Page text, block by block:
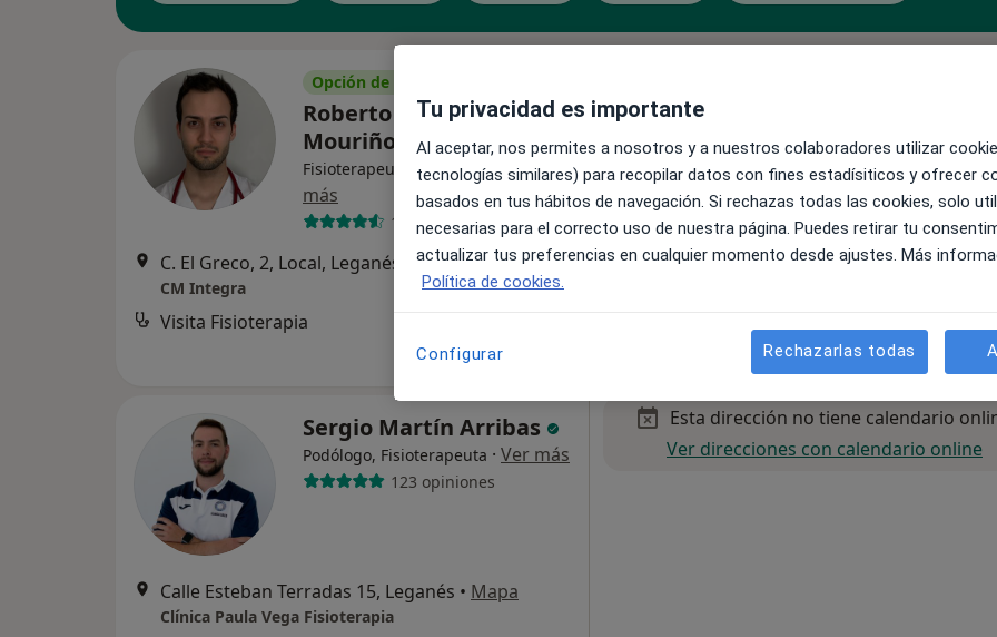
Opción de pago online
Roberto Merino
Mouriño
Fisioterapeuta, Osteópata·Ver
más
12 opiniones
C. El Greco, 2, Local, Leganés Mapa
CM Integra
Visita Fisioterapia
Sergio Martín Arribas
Podólogo, Fisioterapeuta · Ver más
123 opiniones
Calle Esteban Terradas 15, Leganés • Mapa
Clínica Paula Vega Fisioterapia
Esta dirección no tiene calendario
Ver direcciones con calendario online
Tu privacidad es importante
Al aceptar, nos permites a nosotros y a nuestros colaboradores utilizar
tecnologías similares) para recopilar datos con fines estadísiticos y ofrecer
basados en tus hábitos de navegación. Si rechazas todas las cookies, solo
necesarias para el correcto uso de nuestra página. Puedes retirar tu
actualizar tus preferencias en cualquier momento desde ajustes. Más
Política de cookies.
Configurar Rechazarlas todas